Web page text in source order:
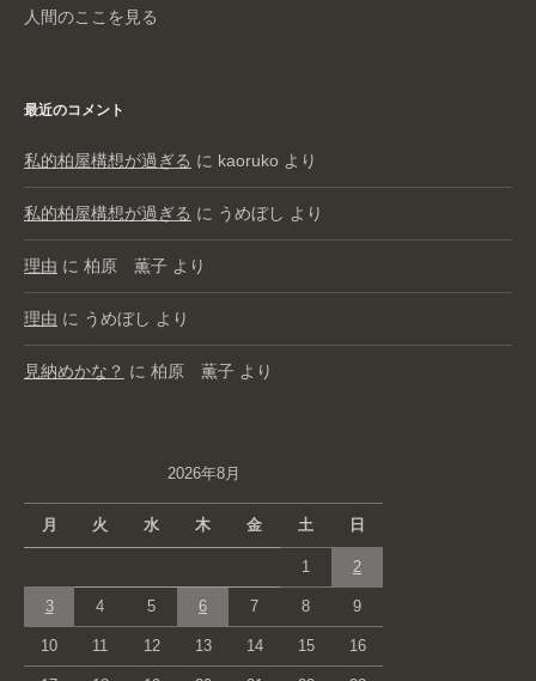
人間のここを見る
最近のコメント
私的柏屋構想が過ぎる に kaoruko より
私的柏屋構想が過ぎる に うめぼし より
理由 に 柏原 薫子 より
理由 に うめぼし より
見納めかな？ に 柏原 薫子 より
2026年8月
月 火 水 木 金 土 日
1 2
3 4 5 6 7 8 9
10 11 12 13 14 15 16